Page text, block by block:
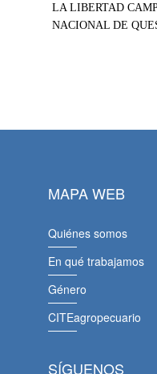
LA LIBERTAD
NACIONAL DE
MAPA WEB
Quiénes somos
En qué trabajamos
Género
CITEagropecuario
SÍGUENOS